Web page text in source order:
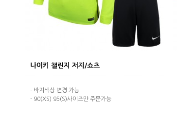
나이키 챌린지 저지/쇼츠
- 바지색상 변경 가능
- 90(XS) 95(S)사이즈만 주문가능